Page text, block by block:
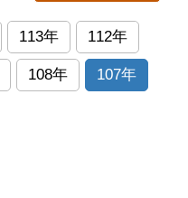
113年 112年
108年 107年